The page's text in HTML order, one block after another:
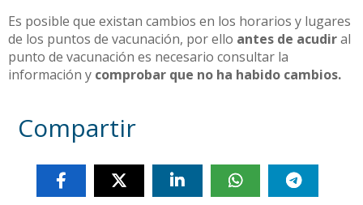
Es posible que existan cambios en los horarios y lugares
de los puntos de vacunación, por ello antes de acudiral
punto de vacunación es necesario consultar la
información y comprobar que no ha habido cambios.
Compartir